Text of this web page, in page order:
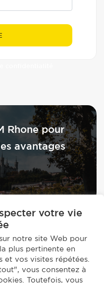
Rhone pour
avantages
du Rhône
de confidentialité
votre vie
notre site Web pour
plus pertinente en
et vos visites répétées.
vous consentez à
Toutefois, vous